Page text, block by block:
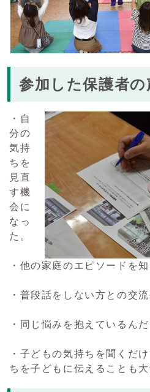
参加した保護者の
・自
分の
気持
ちを
見直
す機
会に
なっ
た。
・他の家庭のエピソードを
・普段話をしない方との交
・同じ悩みを抱えているん
・子どもの気持ちを聞くだ
ちを子どもに伝えることも大